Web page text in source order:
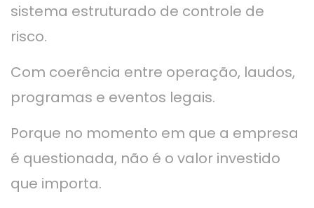
sistema estruturado de controle de
risco.
Com coerência entre operação, laudos,
programas e eventos legais.
Porque no momento em que a empresa
é questionada, não é o valor investido
que importa.